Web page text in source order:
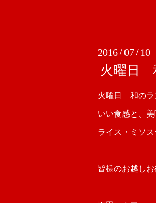
2016 /07 / 10
火曜日
火曜日 和のラ
いい食感と、
ライス・ミソ
皆様のお越し